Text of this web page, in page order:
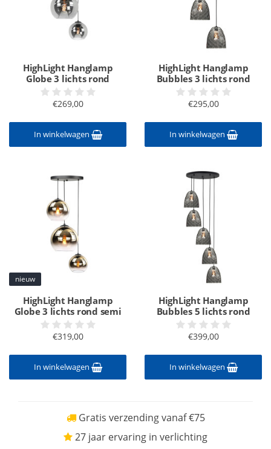
HighLight Hanglamp
Globe 3 lichts rond
€269,00
In winkelwagen
HighLight Hanglamp
Bubbles 3 lichts rond
€295,00
In winkelwagen
nieuw
HighLight Hanglamp
Globe 3 lichts rond semi
€319,00
In winkelwagen
HighLight Hanglamp
Bubbles 5 lichts rond
€399,00
In winkelwagen
Gratis verzending vanaf €75
27 jaar ervaring in verlichting